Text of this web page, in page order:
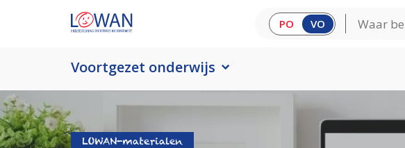
PO VO
Voortgezet onderwijs
LOWAN-materialen